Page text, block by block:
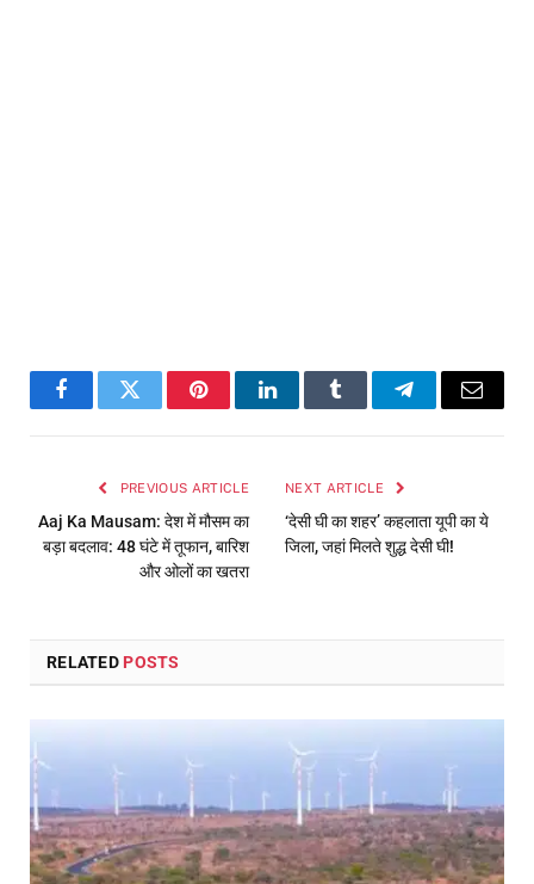
FacebookTwitter PinterestLinkedInTumblr TelegramEmail
PREVIOUS ARTICLE
Aaj Ka Mausam: देश में मौसम का
बड़ा बदलाव: 48 घंटे में तूफान, बारिश
और ओलों का खतरा
NEXT ARTICLE
‘देसी घी का शहर’ कहलाता यूपी का ये
जिला, जहां मिलते शुद्ध देसी घी!
RELATED POSTS